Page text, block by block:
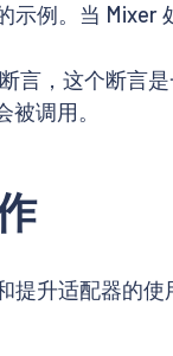
示例。当 Mixer
言，这个断言
被调用。
提升适配器的